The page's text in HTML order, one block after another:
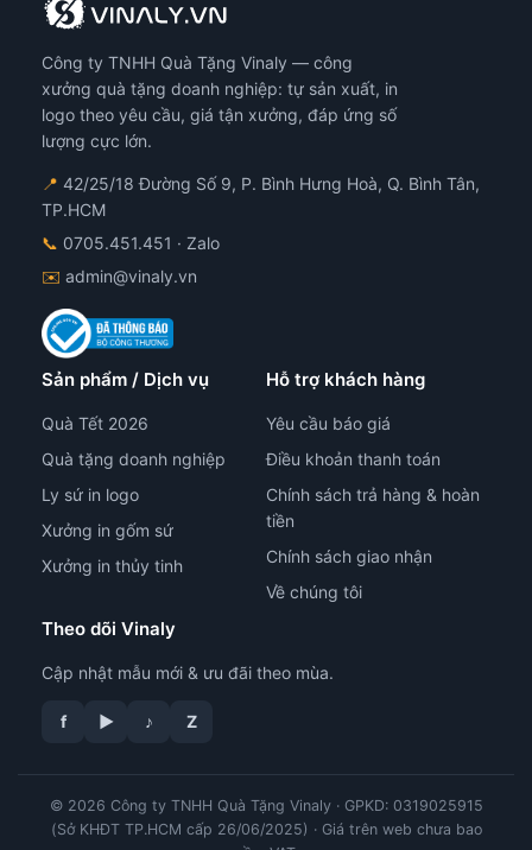
Công ty TNHH Quà Tặng Vinaly — công
xưởng quà tặng doanh nghiệp: tự sản xuất, in
logo theo yêu cầu, giá tận xưởng, đáp ứng số
lượng cực lớn.
📍 42/25/18 Đường Số 9, P. Bình Hưng Hoà, Q. Bình Tân,
TP.HCM
📞 0705.451.451 · Zalo
✉️ admin@vinaly.vn
Sản phẩm / Dịch vụ
Quà Tết 2026
Quà tặng doanh nghiệp
Ly sứ in logo
Xưởng in gốm sứ
Xưởng in thủy tinh
Hỗ trợ khách hàng
Yêu cầu báo giá
Điều khoản thanh toán
Chính sách trả hàng & hoàn
tiền
Chính sách giao nhận
Về chúng tôi
Theo dõi Vinaly
Cập nhật mẫu mới & ưu đãi theo mùa.
f ▶ ♪ Z
© 2026 Công ty TNHH Quà Tặng Vinaly · GPKD: 0319025915
(Sở KHĐT TP.HCM cấp 26/06/2025) · Giá trên web chưa bao